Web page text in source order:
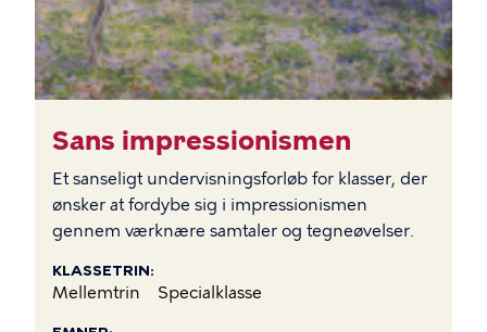
Sans impressionismen
Et sanseligt undervisningsforløb for klasser, der
ønsker at fordybe sig i impressionismen
gennem værknære samtaler og tegneøvelser.
KLASSETRIN
Mellemtrin Specialklasse